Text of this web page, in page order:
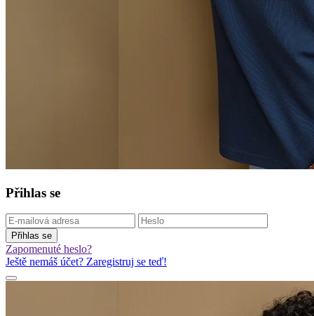
Přihlas se
Přihlas se
Zapomenuté heslo?
Ještě nemáš účet? Zaregistruj se teď!